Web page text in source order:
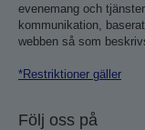
evenemang och
kommunikation,
webben så som
*Restriktioner gäller
Följ oss på